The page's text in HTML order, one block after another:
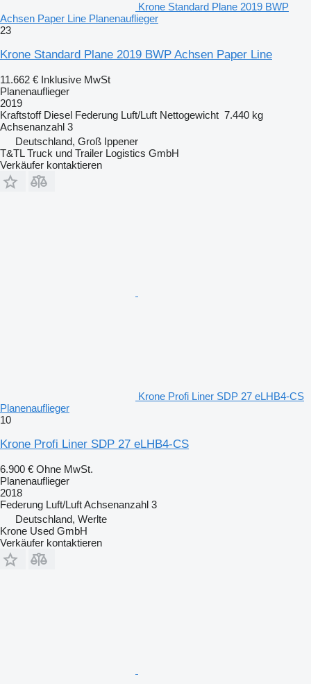
Krone Standard Plane 2019 BWP
Achsen Paper Line Planenauflieger
23
Krone Standard Plane 2019 BWP Achsen Paper Line
11.662 € Inklusive MwSt
Planenauflieger
2019
Kraftstoff Diesel Federung Luft/Luft Nettogewicht 7.440 kg
Achsenanzahl 3
Deutschland, Groß Ippener
T&TL Truck und Trailer Logistics GmbH
Verkäufer kontaktieren
Krone Profi Liner SDP 27 eLHB4-CS
Planenauflieger
10
Krone Profi Liner SDP 27 eLHB4-CS
6.900 € Ohne MwSt.
Planenauflieger
2018
Federung Luft/LuftAchsenanzahl 3
Deutschland, Werlte
Krone Used GmbH
Verkäufer kontaktieren